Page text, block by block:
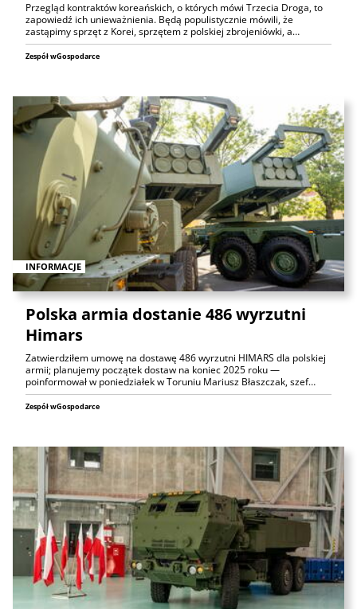
Przegląd kontraktów koreańskich, o których mówi Trzecia Droga, to
zapowiedź ich unieważnienia. Będą populistycznie mówili, że
zastąpimy sprzęt z Korei, sprzętem z polskiej zbrojeniówki, a…
Zespół wGospodarce
INFORMACJE
Polska armia dostanie 486 wyrzutni
Himars
Zatwierdziłem umowę na dostawę 486 wyrzutni HIMARS dla polskiej
armii; planujemy początek dostaw na koniec 2025 roku —
poinformował w poniedziałek w Toruniu Mariusz Błaszczak, szef…
Zespół wGospodarce